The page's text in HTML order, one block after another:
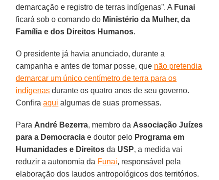
demarcação e registro de terras indígenas”. A Funai
ficará sob o comando do Ministério da Mulher, da
Família e dos Direitos Humanos.
O presidente já havia anunciado, durante a
campanha e antes de tomar posse, que não pretendia
demarcar um único centímetro de terra para os
indígenas durante os quatro anos de seu governo.
Confiraaqui algumas de suas promessas.
Para André Bezerra, membro da Associação Juízes
para a Democracia e doutor pelo Programa em
Humanidades e Direitos da USP, a medida vai
reduzir a autonomia da Funai, responsável pela
elaboração dos laudos antropológicos dos territórios.